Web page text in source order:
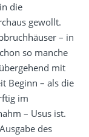
die
gewollt.
– in
so manche
mit
Beginn – als die
im
– Usus ist.
des